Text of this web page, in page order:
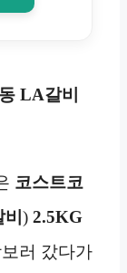
LA갈비
코스트코
) 2.5KG
러 갔다가